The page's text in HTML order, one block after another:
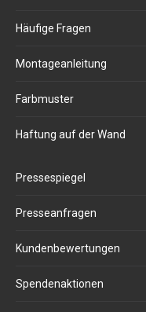
Häufige Fragen
Montageanleitung
Farbmuster
Haftung auf der Wand
Pressespiegel
Presseanfragen
Kundenbewertungen
Spendenaktionen